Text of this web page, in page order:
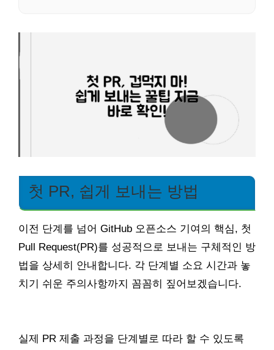
첫 PR, 쉽게 보내는 방법
이전 단계를 넘어 GitHub 오픈소스 기여의 핵심, 첫
Pull Request(PR)를 성공적으로 보내는 구체적인 방
법을 상세히 안내합니다. 각 단계별 소요 시간과 놓
치기 쉬운 주의사항까지 꼼꼼히 짚어보겠습니다.
실제 PR 제출 과정을 단계별로 따라 할 수 있도록